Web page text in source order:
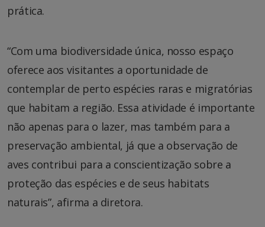
prática.
“Com uma biodiversidade única, nosso espaço
oferece aos visitantes a oportunidade de
contemplar de perto espécies raras e migratórias
que habitam a região. Essa atividade é importante
não apenas para o lazer, mas também para a
preservação ambiental, já que a observação de
aves contribui para a conscientização sobre a
proteção das espécies e de seus habitats
naturais”, afirma a diretora.